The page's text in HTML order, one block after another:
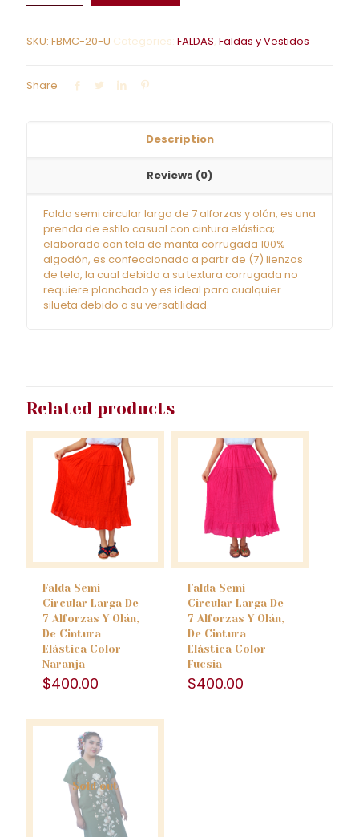
SKU: FBMC-20-U Categories: FALDAS, Faldas y Vestidos
Share
Description
Reviews (0)
Falda semi circular larga de 7 alforzas y olán, es una
prenda de estilo casual con cintura elástica;
elaborada con tela de manta corrugada 100%
algodón, es confeccionada a partir de (7) lienzos
de tela, la cual debido a su textura corrugada no
requiere planchado y es ideal para cualquier
silueta debido a su versatilidad.
Related products
Falda Semi
Circular Larga De
7 Alforzas Y Olán,
De Cintura
Elástica Color
Naranja
$400.00
Falda Semi
Circular Larga De
7 Alforzas Y Olán,
De Cintura
Elástica Color
Fucsia
$400.00
Sold out